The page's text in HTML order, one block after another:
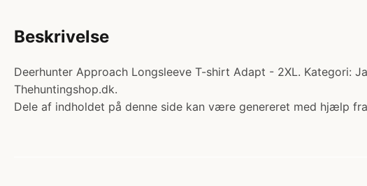
Beskrivelse
Deerhunter Approach Longsleeve T-shirt Adapt - 2XL. Kategori:
Thehuntingshop.dk.
Dele af indholdet på denne side kan være genereret med hjælp